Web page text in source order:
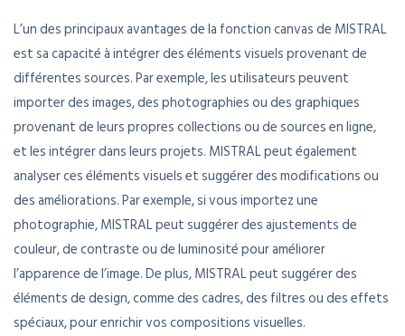
L’un des principaux avantages de la fonction canvas de MISTRAL
est sa capacité à intégrer des éléments visuels provenant de
différentes sources. Par exemple, les utilisateurs peuvent
importer des images, des photographies ou des graphiques
provenant de leurs propres collections ou de sources en ligne,
et les intégrer dans leurs projets. MISTRAL peut également
analyser ces éléments visuels et suggérer des modifications ou
des améliorations. Par exemple, si vous importez une
photographie, MISTRAL peut suggérer des ajustements de
couleur, de contraste ou de luminosité pour améliorer
l’apparence de l’image. De plus, MISTRAL peut suggérer des
éléments de design, comme des cadres, des filtres ou des effets
spéciaux, pour enrichir vos compositions visuelles.